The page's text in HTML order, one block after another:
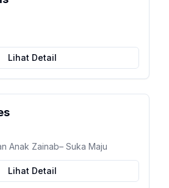
Lihat Detail
Anak Zainab– Suka Maju
Lihat Detail